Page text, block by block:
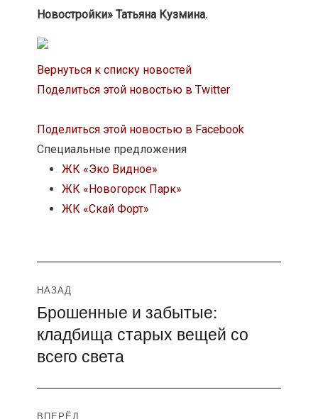
Новостройки» Татьяна Кузмина.
Вернуться к списку новостей
Поделиться этой новостью в Twitter
Поделиться этой новостью в Facebook
Специальные предложения
ЖК «Эко Видное»
ЖК «Новогорск Парк»
ЖК «Скай Форт»
Навигация
по
записям
НАЗАД
Предыдущая
запись:
Брошенные и забытые:
кладбища старых вещей со
всего света
ВПЕРЁД